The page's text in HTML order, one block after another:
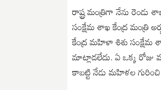
రాష్ట్ర మంత్రిగా నేను
సంక్షేమ శాఖ కేంద్ర మంత్రి
కేంద్ర మహిళా శిశు సంక్షేమ
మాట్లాడలేదు. ఏ ఒక్క రోజు
కాబట్టి నేడు మహిళల గురించి